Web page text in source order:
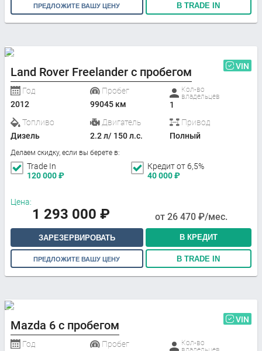
ПРЕДЛОЖИТЕ ВАШУ ЦЕНУ В TRADE IN
Land Rover Freelander с пробегом VIN
Год
2012
Пробег
99045 км
Кол-во
владельцев
1
Топливо
Дизель
Двигатель
2.2 л/ 150 л.с.
Привод
Полный
Делаем скидку, если вы берете в:
Trade In
120 000₽
Кредит от 6,5%
40 000₽
Цена:
1 293 000 ₽ от 26 470 ₽/мес.
ЗАРЕЗЕРВИРОВАТЬ В КРЕДИТ
ПРЕДЛОЖИТЕ ВАШУ ЦЕНУ В TRADE IN
Mazda 6 с пробегом VIN
Год
Пробег
Кол-во